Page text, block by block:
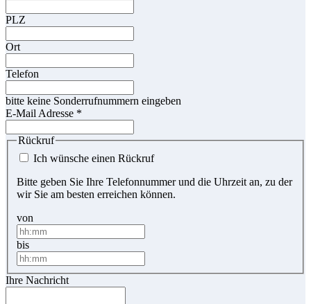
PLZ
Ort
Telefon
bitte keine Sonderrufnummern eingeben
E-Mail Adresse *
Rückruf
Ich wünsche einen Rückruf
Bitte geben Sie Ihre Telefonnummer und die Uhrzeit an, zu der
wir Sie am besten erreichen können.
von
bis
Ihre Nachricht